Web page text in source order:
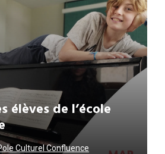
élèves de l’école
Culturel Confluence